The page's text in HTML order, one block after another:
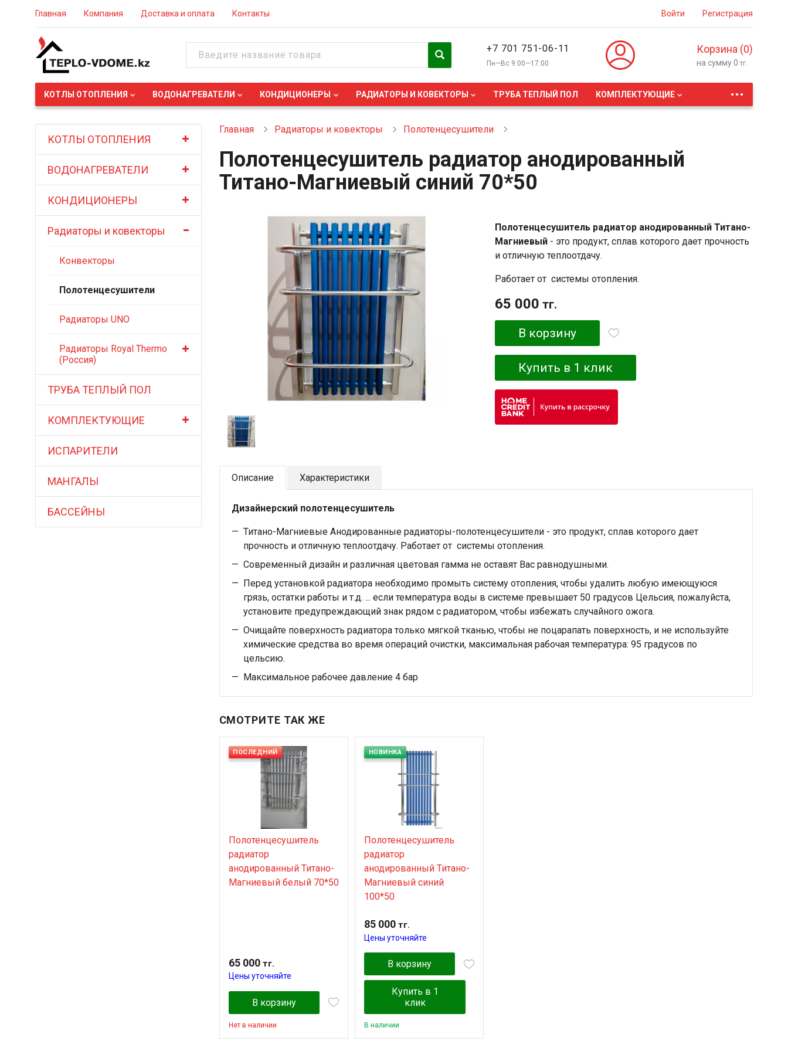
Главная Компания Доставка и оплата Контакты Войти Регистрация
+7 701 751-06-11
Пн—Вс 9:00—17:00
Корзина (0)
на сумму0 тг.
КОТЛЫ ОТОПЛЕНИЯ ВОДОНАГРЕВАТЕЛИ КОНДИЦИОНЕРЫ РАДИАТОРЫ И КОВЕКТОРЫ ТРУБА ТЕПЛЫЙ ПОЛ КОМПЛЕКТУЮЩИЕ ...
КОТЛЫ ОТОПЛЕНИЯ
ВОДОНАГРЕВАТЕЛИ
КОНДИЦИОНЕРЫ
Радиаторы и ковекторы
Конвекторы
Полотенцесушители
Радиаторы UNO
Радиаторы Royal Thermo
(Россия)
ТРУБА ТЕПЛЫЙ ПОЛ
КОМПЛЕКТУЮЩИЕ
ИСПАРИТЕЛИ
МАНГАЛЫ
БАССЕЙНЫ
Главная Радиаторы и ковекторы Полотенцесушители
Полотенцесушитель радиатор анодированный
Титано-Магниевый синий 70*50
Полотенцесушитель радиатор анодированный Титано-
Магниевый- это продукт, сплав которого дает прочность
и отличную теплоотдачу.
Работает от системы отопления.
65 000 тг.
В корзину
Купить в 1 клик
Описание Характеристики
Дизайнерский полотенцесушитель
Титано-Магниевые Анодированные радиаторы-полотенцесушители - это продукт, сплав которого дает
прочность и отличную теплоотдачу. Работает от системы отопления.
Современный дизайн и различная цветовая гамма не оставят Вас равнодушными.
Перед установкой радиатора необходимо промыть систему отопления, чтобы удалить любую имеющуюся
грязь, остатки работы и т.д. ... если температура воды в системе превышает 50 градусов Цельсия, пожалуйста,
установите предупреждающий знак рядом с радиатором, чтобы избежать случайного ожога.
Очищайте поверхность радиатора только мягкой тканью, чтобы не поцарапать поверхность, и не используйте
химические средства во время операций очистки, максимальная рабочая температура: 95 градусов по
цельсию.
Максимальное рабочее давление 4 бар
СМОТРИТЕ ТАК ЖЕ
ПОСЛЕДНИЙ
Полотенцесушитель
радиатор
анодированный Титано-
Магниевый белый 70*50
65 000тг.
Цены уточняйте
В корзину
Нет в наличии
НОВИНКА
Полотенцесушитель
радиатор
анодированный Титано-
Магниевый синий
100*50
85 000 тг.
Цены уточняйте
В корзину
Купить в 1
клик
В наличии